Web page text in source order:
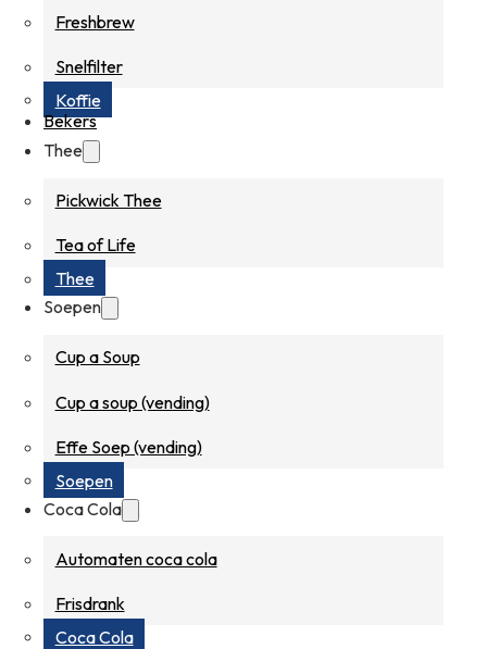
Freshbrew
Snelfilter
Koffie
Bekers
Thee
Pickwick Thee
Tea of Life
Thee
Soepen
Cup a Soup
Cup a soup (vending)
Effe Soep (vending)
Soepen
Coca Cola
Automaten coca cola
Frisdrank
Coca Cola